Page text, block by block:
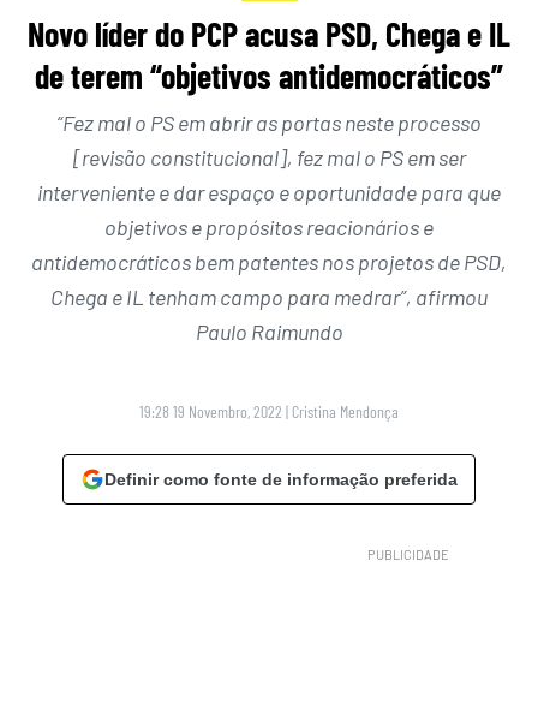
Novo líder do PCP acusa PSD, Chega e IL
de terem “objetivos antidemocráticos”
“Fez mal o PS em abrir as portas neste processo
[revisão constitucional], fez mal o PS em ser
interveniente e dar espaço e oportunidade para que
objetivos e propósitos reacionários e
antidemocráticos bem patentes nos projetos de PSD,
Chega e IL tenham campo para medrar”, afirmou
Paulo Raimundo
19:28 19 Novembro, 2022 | Cristina Mendonça
Definir como fonte de informação preferida